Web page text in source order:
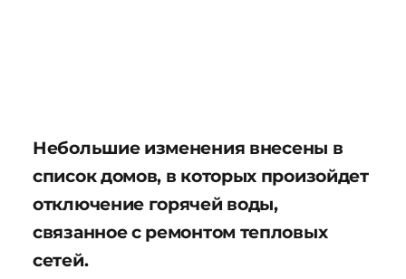
Небольшие изменения внесены в
список домов, в которых произойдет
отключение горячей воды,
связанное с ремонтом тепловых
сетей.